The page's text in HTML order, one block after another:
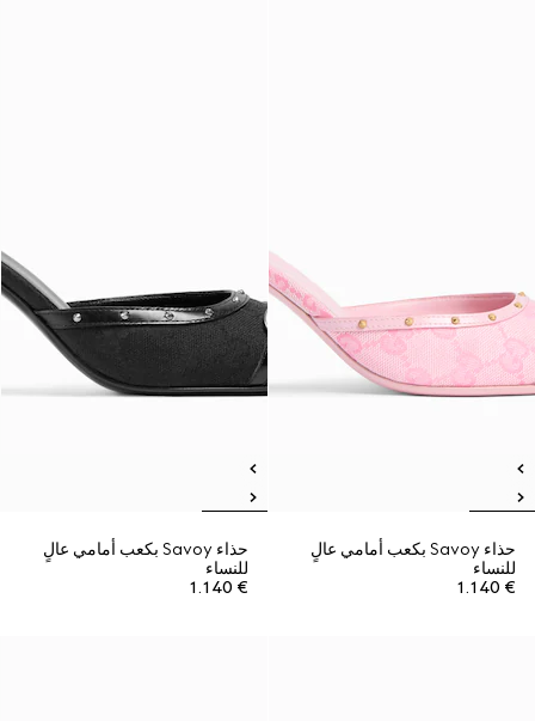
حذاء Savoy بكعب أمامي عالٍ
للنساء
€ 1.140
حذاء Savoy بكعب أمامي عالٍ
للنساء
€ 1.140